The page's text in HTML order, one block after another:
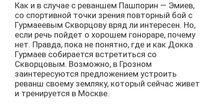
Как и в случае с реваншем Пашпорин — Эмиев,
со спортивной точки зрения повторный бой с
Гурмаеевым Скворцову вряд ли интересен. Но,
если речь пойдет о хорошем гонораре, почему
нет. Правда, пока не понятно, где и как Докка
Гурмаев собирается встретиться со
Скворцовым. Возможно, в Грозном
заинтересуются предложением устроить
реванш своему земляку, который сейчас живет
и тренируется в Москве.